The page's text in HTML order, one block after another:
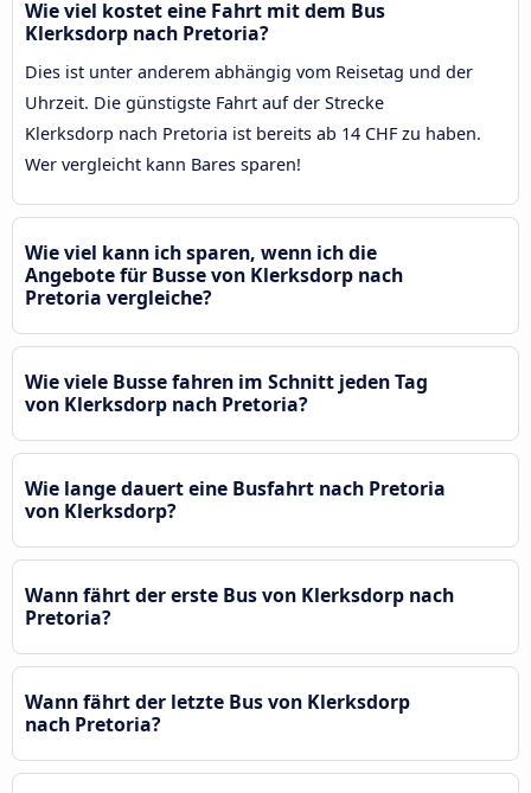
Wie viel kostet eine Fahrt mit dem Bus
Klerksdorp nach Pretoria?
Dies ist unter anderem abhängig vom Reisetag und der
Uhrzeit. Die günstigste Fahrt auf der Strecke
Klerksdorp nach Pretoria ist bereits ab 14 CHF zu haben.
Wer vergleicht kann Bares sparen!
Wie viel kann ich sparen, wenn ich die
Angebote für Busse von Klerksdorp nach
Pretoria vergleiche?
Wie viele Busse fahren im Schnitt jeden Tag
von Klerksdorp nach Pretoria?
Wie lange dauert eine Busfahrt nach Pretoria
von Klerksdorp?
Wann fährt der erste Bus von Klerksdorp nach
Pretoria?
Wann fährt der letzte Bus von Klerksdorp
nach Pretoria?